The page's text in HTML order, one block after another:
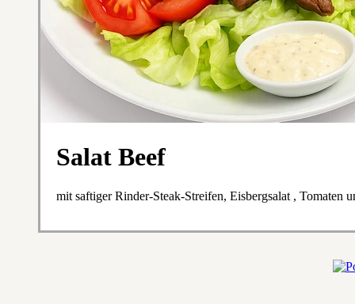
Salat Beef
mit saftiger Rinder-Steak-Streifen, Eisbergsalat , Tomaten